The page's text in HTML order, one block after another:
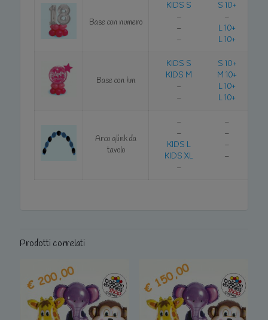
Base con numero
KIDS S
–
–
–
S 10+
–
L 10+
L 10+
Base con hm
KIDS S
KIDS M
–
–
S 10+
M 10+
L 10+
L 10+
Arco qlink da
tavolo
–
–
KIDS L
KIDS XL
–
–
–
–
–
Prodotti correlati